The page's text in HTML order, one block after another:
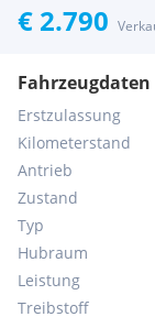
€ 2.790
Fahrzeugdaten
Erstzulassung
Kilometerstand
Antrieb
Zustand
Typ
Hubraum
Leistung
Treibstoff